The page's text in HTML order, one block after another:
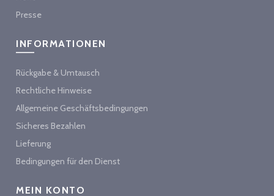
Presse
INFORMATIONEN
Rückgabe & Umtausch
Rechtliche Hinweise
Allgemeine Geschäftsbedingungen
Sicheres Bezahlen
Lieferung
Bedingungen für den Dienst
MEIN KONTO